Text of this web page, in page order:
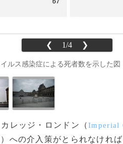
❮ 1/4 ❯
ルス感染症による死者数を示した図
レッジ・ロンドン（Imperial
への介入策がとられなけれ